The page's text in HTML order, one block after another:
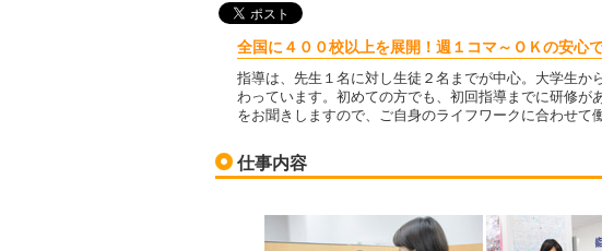
全国に４００校以上を展開！週１コマ～ＯＫの安心
指導は、先生１名に対し生徒２名までが中心。大学生
わっています。初めての方でも、初回指導までに研修が
をお聞きしますので、ご自身のライフワークに合わせて
仕事内容